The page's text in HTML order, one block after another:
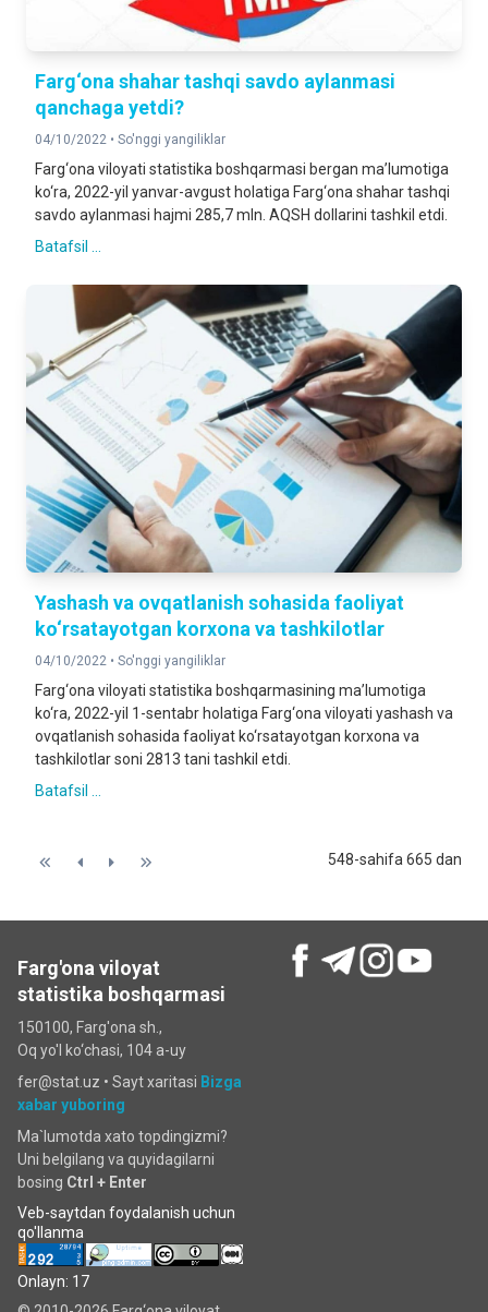
Farg‘ona shahar tashqi savdo aylanmasi
qanchaga yetdi?
04/10/2022 • So'nggi yangiliklar
Farg‘ona viloyati statistika boshqarmasi bergan ma’lumotiga
ko‘ra, 2022-yil yanvar-avgust holatiga Farg‘ona shahar tashqi
savdo aylanmasi hajmi 285,7 mln. AQSH dollarini tashkil etdi.
Batafsil ...
Yashash va ovqatlanish sohasida faoliyat
ko‘rsatayotgan korxona va tashkilotlar
04/10/2022 • So'nggi yangiliklar
Farg‘ona viloyati statistika boshqarmasining ma’lumotiga
ko‘ra, 2022-yil 1-sentabr holatiga Farg‘ona viloyati yashash va
ovqatlanish sohasida faoliyat ko‘rsatayotgan korxona va
tashkilotlar soni 2813 tani tashkil etdi.
Batafsil ...
548-sahifa 665 dan
Farg'ona viloyat
statistika boshqarmasi
150100, Farg'ona sh.,
Oq yo'l ko‘chаsi, 104 a-uy
fer@stat.uz • Sayt xaritasi Bizga
xabar yuboring
Ma`lumotda xato topdingizmi?
Uni belgilang va quyidagilarni
bosing Ctrl + Enter
Veb-saytdan foydalanish uchun
qo'llanma
Onlayn: 17